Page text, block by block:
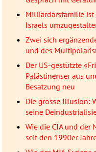
Milliardärsfamilie ist
Israels
Zwei sich
und des
Der US-gestützte
Palästinenser aus
Besatzung neu
Die grosse Illusion:
seine
Wie die CIA und der
seit den 1990er